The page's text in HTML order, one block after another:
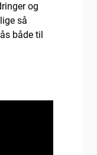
og
så
både til